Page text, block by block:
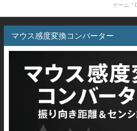
ゲーム『
マウス感度変換コンバーター